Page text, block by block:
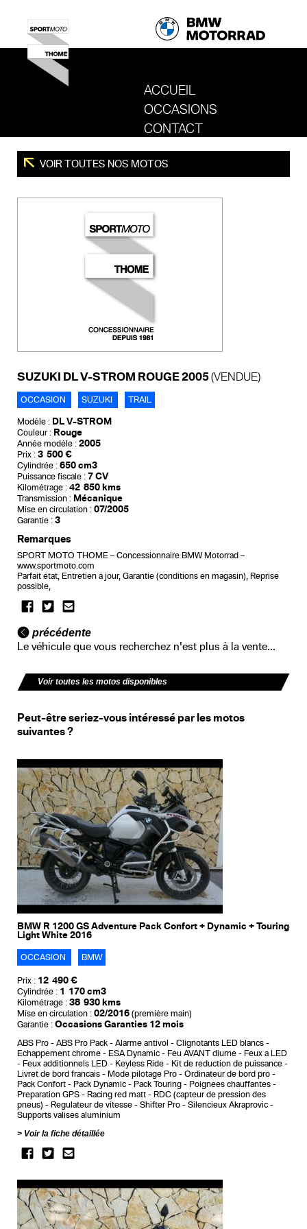
ACCUEIL
REVENIR AU SITE DE SPORT MOTO
OCCASIONS
CONTACT
VOIR TOUTES NOS MOTOS
SUZUKI DL V-STROM ROUGE 2005(VENDUE)
OCCASION SUZUKI TRAIL
Modèle : DL V-STROM
Couleur : Rouge
Année modèle : 2005
Prix : 3 500 €
Cylindrée : 650 cm3
Puissance fiscale : 7 CV
Kilométrage : 42 850 kms
Transmission : Mécanique
Mise en circulation : 07/2005
Garantie : 3
Remarques
SPORT MOTO THOME – Concessionnaire BMW Motorrad –
www.sportmoto.com
Parfait état, Entretien à jour, Garantie (conditions en magasin), Reprise
possible,
précédente
Le véhicule que vous recherchez n'est plus à la vente...
Voir toutes les motos disponibles
Peut-être seriez-vous intéressé par les motos
suivantes ?
BMW R 1200 GS Adventure Pack Confort + Dynamic + Touring
Light White 2016
OCCASION BMW
Prix : 12 490 €
Cylindrée : 1 170 cm3
Kilométrage : 38 930 kms
Mise en circulation : 02/2016 (première main)
Garantie : Occasions Garanties 12 mois
ABS Pro ABS Pro Pack Alarme antivol
Clignotants LED blancs
Echappement chrome
ESA Dynamic Feu AVANT diurne
Feux a LED
Feux additionnels LED
Keyless Ride
Kit de reduction de puissance
Livret de bord francais
Mode pilotage Pro
Ordinateur de bord pro
Pack Confort
Pack Dynamic Pack Touring
Poignees chauffantes
Preparation GPS
Racing red matt
RDC (capteur de pression des
pneus)
Regulateur de vitesse Shifter Pro
Silencieux Akraprovic
Supports valises aluminium
Voir la fiche détaillée